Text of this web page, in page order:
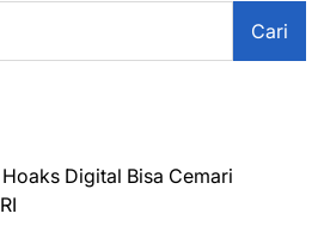
Cari
Digital Bisa Cemari